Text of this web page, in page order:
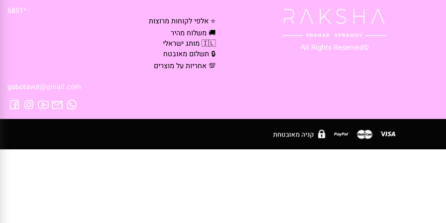
⭐ אלפי לקוחות מרוצות
🚚 משלוח מהיר
🇮🇱 מותג ישראלי
gabotavot@gmail.com